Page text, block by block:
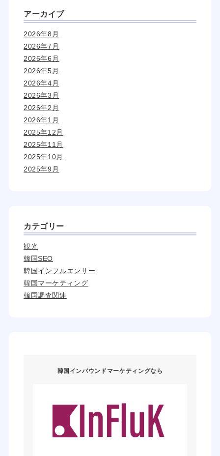
アーカイブ
2026年8月
2026年7月
2026年6月
2026年5月
2026年4月
2026年3月
2026年2月
2026年1月
2025年12月
2025年11月
2025年10月
2025年9月
カテゴリー
観光
韓国SEO
韓国インフルエンサー
韓国マーケティング
韓国調査関連
韓国インバウンドマーケティングなら